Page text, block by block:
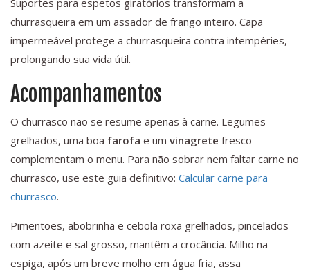
Suportes para espetos giratórios transformam a
churrasqueira em um assador de frango inteiro. Capa
impermeável protege a churrasqueira contra intempéries,
prolongando sua vida útil.
Acompanhamentos
O churrasco não se resume apenas à carne. Legumes
grelhados, uma boa farofa e um vinagrete fresco
complementam o menu. Para não sobrar nem faltar carne no
churrasco, use este guia definitivo: Calcular carne para
churrasco.
Pimentões, abobrinha e cebola roxa grelhados, pincelados
com azeite e sal grosso, mantêm a crocância. Milho na
espiga, após um breve molho em água fria, assa